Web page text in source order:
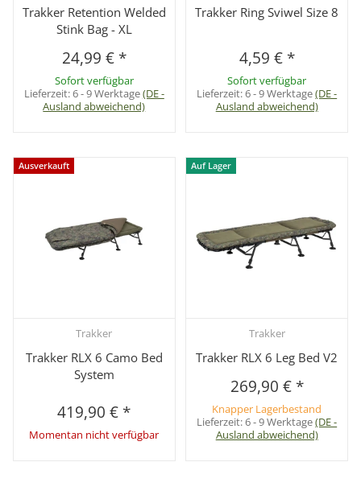
Trakker Retention Welded
Stink Bag - XL
24,99 € *
Sofort verfügbar
Lieferzeit:6 - 9 Werktage(DE -
Ausland abweichend)
Trakker Ring Sviwel Size 8
4,59 € *
Sofort verfügbar
Lieferzeit:6 - 9 Werktage(DE -
Ausland abweichend)
Ausverkauft
Trakker
Trakker RLX 6 Camo Bed
System
419,90 € *
Momentan nicht verfügbar
Auf Lager
Trakker
Trakker RLX 6 Leg Bed V2
269,90 € *
Knapper Lagerbestand
Lieferzeit:6 - 9 Werktage(DE -
Ausland abweichend)